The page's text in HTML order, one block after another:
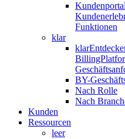
Kundenportal
Funktionen
klar
klar
BY-
Nach Rolle
Nach
Kunden
Ressourcen
leer